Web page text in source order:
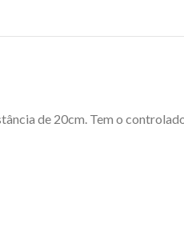
de 20cm. Tem o